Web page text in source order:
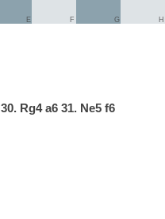
E F G H
30. Rg4 a6 31. Ne5 f6